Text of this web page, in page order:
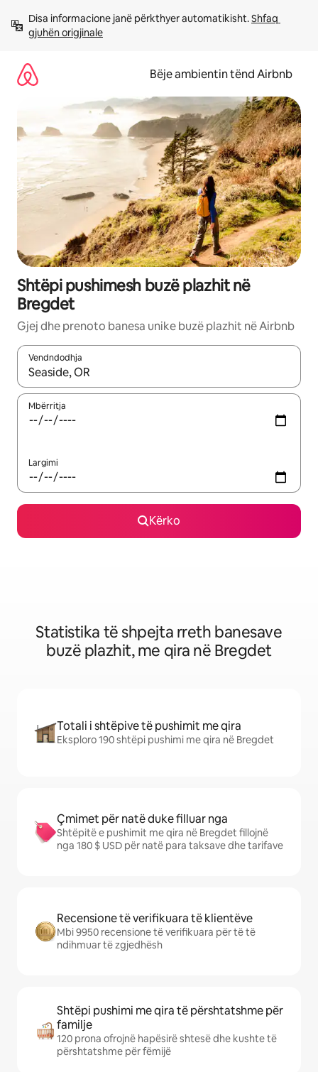
përmbajtja
Disa informacione janë përkthyer automatikisht. Shfaq
gjuhën origjinale
Bëje ambientin tënd Airbnb
Shtëpi pushimesh buzë plazhit në
Bregdet
Gjej dhe prenoto banesa unike buzë plazhit në Airbnb
Vendndodhja
Kur rezultatet të jenë të disponueshme, lëviz me butonat e
Mbërritja
Largimi
Kërko
Statistika të shpejta rreth banesave
buzë plazhit, me qira në Bregdet
Totali i shtëpive të pushimit me qira
Eksploro 190 shtëpi pushimi me qira në Bregdet
Çmimet për natë duke filluar nga
Shtëpitë e pushimit me qira në Bregdet fillojnë
nga 180 $ USD për natë para taksave dhe tarifave
Recensione të verifikuara të klientëve
Mbi 9950 recensione të verifikuara për të të
ndihmuar të zgjedhësh
Shtëpi pushimi me qira të përshtatshme për
familje
120 prona ofrojnë hapësirë shtesë dhe kushte të
përshtatshme për fëmijë